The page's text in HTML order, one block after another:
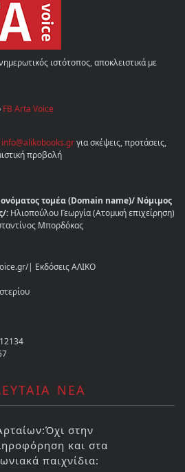
ιστότοπος, αποκλειστικά με
FB Arta Voice
info@alikobooks.grγια σκέψεις, προτάσεις,
προβολή
ονόματος τομέα (Domain name)/ Νόμιμος
: Ηλιοπούλου Γεωργία (Ατομική επιχείρηση)
Μπορδόκας
| Εκδόσεις ΑΛΙΚΟ
ΝΕΑ
στην
και στα
παιχνίδια: